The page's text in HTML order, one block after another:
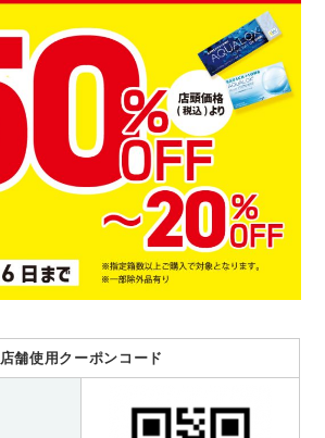
店舗使用クーポンコード